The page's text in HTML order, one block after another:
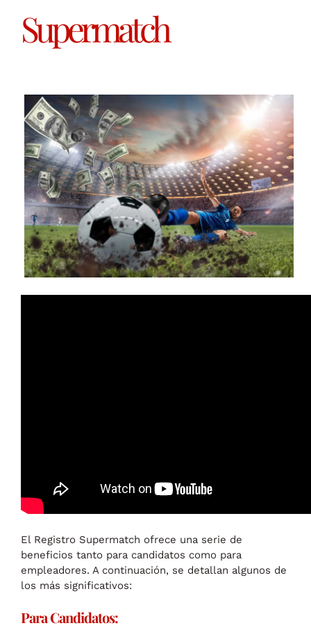
Supermatch
El Registro Supermatch ofrece una serie de
beneficios tanto para candidatos como para
empleadores. A continuación, se detallan algunos de
los más significativos:
Para Candidatos: